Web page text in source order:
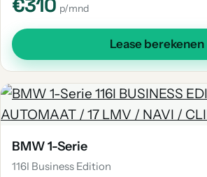
p/mnd
Lease berekenen
BMW 1-Serie
116I Business Edition